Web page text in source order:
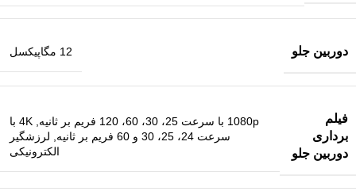
دوربین جلو 12 مگاپیکسل
فیلم
برداری
دوربین جلو
1080p با سرعت 25، 30، 60، 120 فریم بر ثانیه, 4K با
سرعت 24، 25، 30 و 60 فریم بر ثانیه, لرزشگیر
الکترونیکی